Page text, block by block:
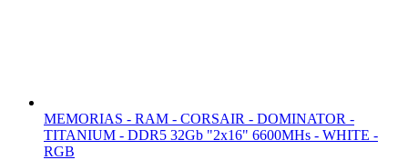
MEMORIAS - RAM - CORSAIR - DOMINATOR -
TITANIUM - DDR5 32Gb "2x16" 6600MHs - WHITE -
RGB